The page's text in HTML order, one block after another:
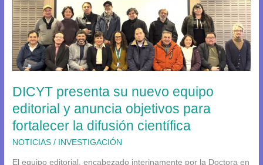
DICYT presenta su nuevo equipo
editorial y anuncia objetivos para
fortalecer la difusión científica
NOTICIAS / INVESTIGACIÓN
El equipo editorial, encabezado interinamente por la Doctora en
presenta
su
nuevo
equipo
editorial
anuncia
objetivos
para
fortalecer
la